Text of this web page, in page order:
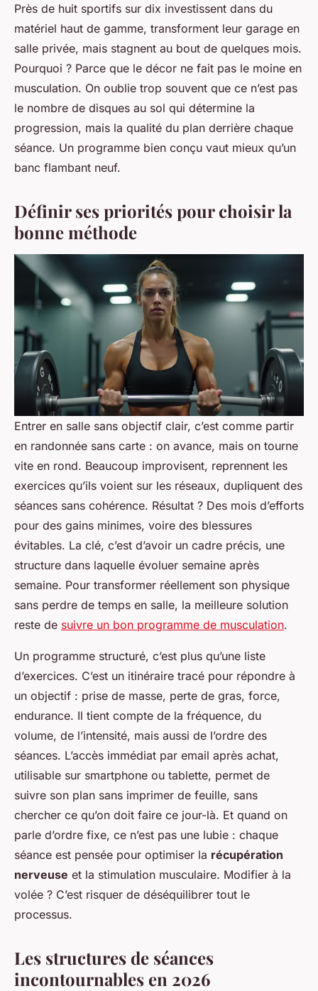
Près de huit sportifs sur dix investissent dans du
matériel haut de gamme, transforment leur garage en
salle privée, mais stagnent au bout de quelques mois.
Pourquoi ? Parce que le décor ne fait pas le moine en
musculation. On oublie trop souvent que ce n’est pas
le nombre de disques au sol qui détermine la
progression, mais la qualité du plan derrière chaque
séance. Un programme bien conçu vaut mieux qu’un
banc flambant neuf.
Définir ses priorités pour choisir la
bonne méthode
Entrer en salle sans objectif clair, c’est comme partir
en randonnée sans carte : on avance, mais on tourne
vite en rond. Beaucoup improvisent, reprennent les
exercices qu’ils voient sur les réseaux, dupliquent des
séances sans cohérence. Résultat ? Des mois d’efforts
pour des gains minimes, voire des blessures
évitables. La clé, c’est d’avoir un cadre précis, une
structure dans laquelle évoluer semaine après
semaine. Pour transformer réellement son physique
sans perdre de temps en salle, la meilleure solution
reste de suivre un bon programme de musculation.
Un programme structuré, c’est plus qu’une liste
d’exercices. C’est un itinéraire tracé pour répondre à
un objectif : prise de masse, perte de gras, force,
endurance. Il tient compte de la fréquence, du
volume, de l’intensité, mais aussi de l’ordre des
séances. L’accès immédiat par email après achat,
utilisable sur smartphone ou tablette, permet de
suivre son plan sans imprimer de feuille, sans
chercher ce qu’on doit faire ce jour-là. Et quand on
parle d’ordre fixe, ce n’est pas une lubie : chaque
séance est pensée pour optimiser la récupération
nerveuse et la stimulation musculaire. Modifier à la
volée ? C’est risquer de déséquilibrer tout le
processus.
Les structures de séances
incontournables en 2026